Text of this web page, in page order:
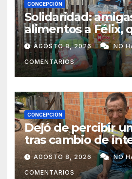
CONCEPCIÓN
Solidaridad:
alimentos a Félix,
ahora vende
subsistir
AGOSTO 8, 2026 NO
COMENTARIOS
CONCEPCIÓN
Dejó de percibir
tras cambio de
ahora vende
subsistir
AGOSTO 8, 2026 NO
COMENTARIOS